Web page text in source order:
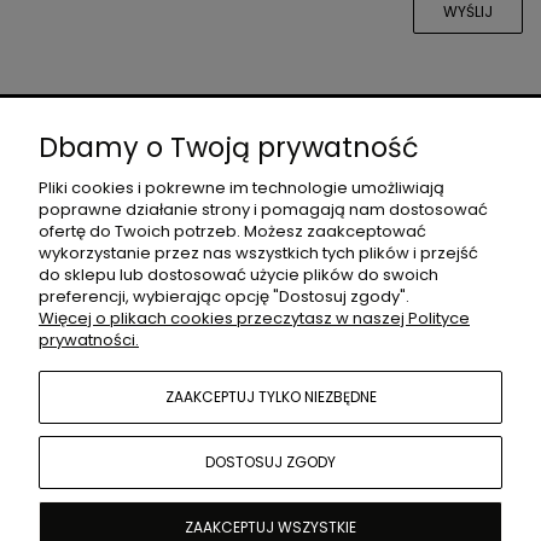
WYŚLIJ
DLA PROJEKTANTÓW
MOJE KONTO
POMOC
Dbamy o Twoją prywatność
Pliki cookies i pokrewne im technologie umożliwiają
poprawne działanie strony i pomagają nam dostosować
ofertę do Twoich potrzeb. Możesz zaakceptować
wykorzystanie przez nas wszystkich tych plików i przejść
do sklepu lub dostosować użycie plików do swoich
preferencji, wybierając opcję "Dostosuj zgody".
Więcej o plikach cookies przeczytasz w naszej Polityce
prywatności.
ZAAKCEPTUJ TYLKO NIEZBĘDNE
DOSTOSUJ ZGODY
ZAAKCEPTUJ WSZYSTKIE